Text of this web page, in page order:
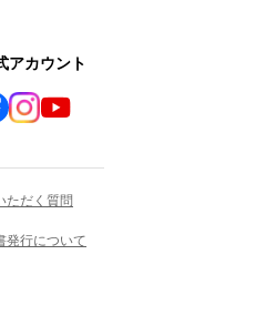
アカウント
ただく質問
発行について